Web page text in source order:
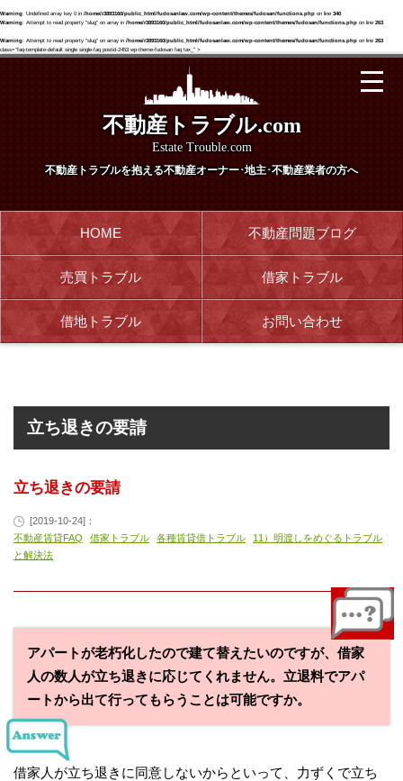
Warning: Undefined array key 0 in /home/r3893160/public_html/fudosanlaw.com/wp-content/themes/fudosan/functions.php on line 340
Warning: Attempt to read property "slug" on array in /home/r3893160/public_html/fudosanlaw.com/wp-content/themes/fudosan/functions.php on line 263
Warning: Attempt to read property "slug" on array in /home/r3893160/public_html/fudosanlaw.com/wp-content/themes/fudosan/functions.php on line 263
class="faq-template-default single single-faq postid-2453 wp-theme-fudosan faq tax_" >
不動産トラブル.com
Estate Trouble.com
不動産トラブルを抱える不動産オーナー･地主･不動産業者の方へ
HOME 不動産問題ブログ
売買トラブル 借家トラブル
借地トラブル お問い合わせ
立ち退きの要請
立ち退きの要請
[2019-10-24]：
不動産賃貸FAQ
借家トラブル 各種賃貸借トラブル
11）明渡しをめぐるトラブル
と解決法
アパートが老朽化したので建て替えたいのですが、借家
人の数人が立ち退きに応じてくれません。立退料でアパ
ートから出て行ってもらうことは可能ですか。
借家人が立ち退きに同意しないからといって、力ずくで立ち